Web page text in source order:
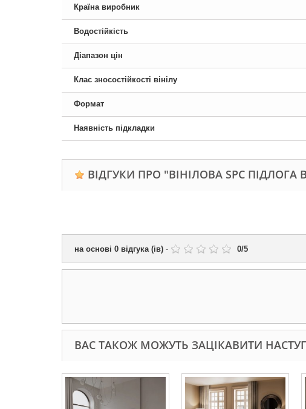
Країна виробник
Водостійкість
Діапазон цін
Клас зносостійкості вінілу
Формат
Наявність підкладки
ВІДГУКИ ПРО "ВІНІЛОВА SPC ПІДЛОГА
на основі 0 відгука (ів) - 0/5
ВАС ТАКОЖ МОЖУТЬ ЗАЦІКАВИТИ